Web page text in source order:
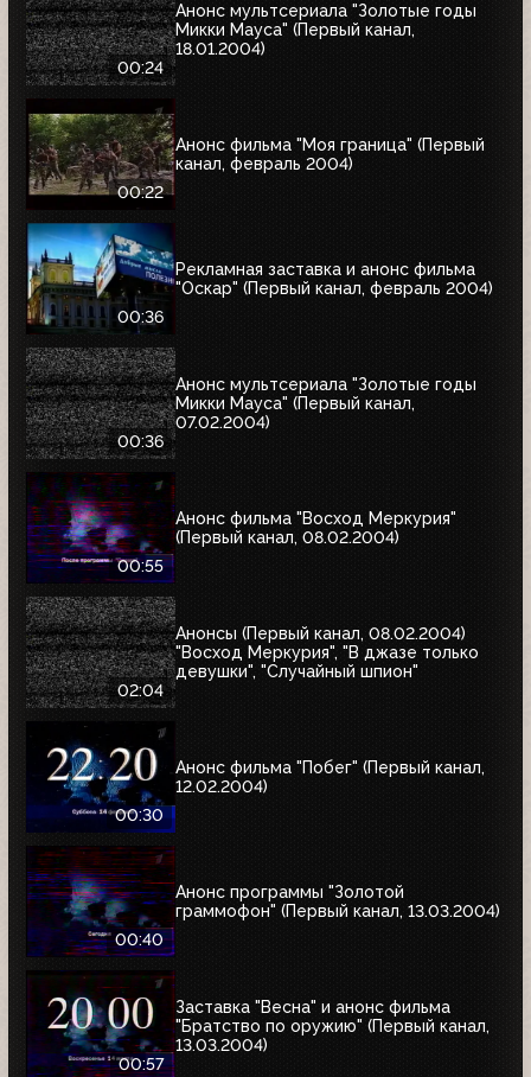
00:24
Анонс мультсериала "Золотые годы
Микки Мауса" (Первый канал,
18.01.2004)
00:22
Анонс фильма "Моя граница" (Первый
канал, февраль 2004)
00:36
Рекламная заставка и анонс фильма
"Оскар" (Первый канал, февраль 2004)
00:36
Анонс мультсериала "Золотые годы
Микки Мауса" (Первый канал,
07.02.2004)
00:55
Анонс фильма "Восход Меркурия"
(Первый канал, 08.02.2004)
02:04
Анонсы (Первый канал, 08.02.2004)
"Восход Меркурия", "В джазе только
девушки", "Случайный шпион"
00:30
Анонс фильма "Побег" (Первый канал,
12.02.2004)
00:40
Анонс программы "Золотой
граммофон" (Первый канал, 13.03.2004)
00:57
Заставка "Весна" и анонс фильма
"Братство по оружию" (Первый канал,
13.03.2004)